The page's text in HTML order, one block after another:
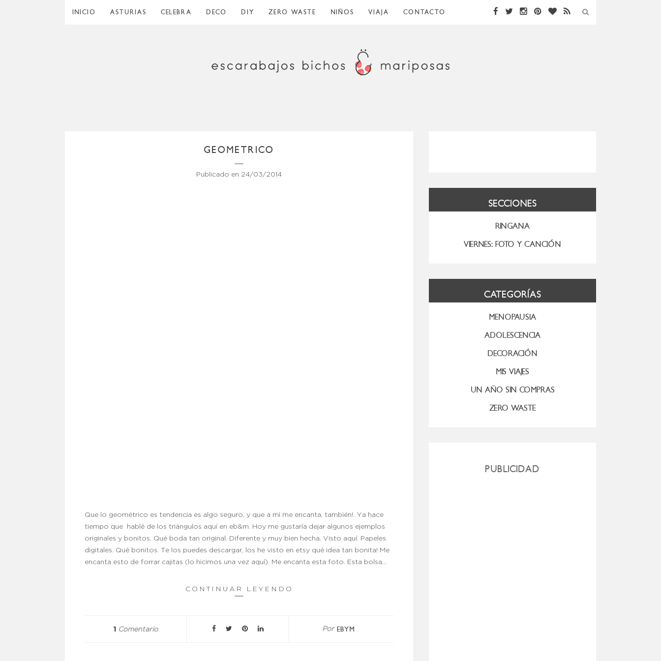
INICIO ASTURIAS CELEBRA DECO DIY ZERO WASTE NIÑOS VIAJA CONTACTO
GEOMETRICO
Publicado en 24/03/2014
Que lo geométrico es tendencia es algo seguro, y que a mi me encanta, también!. Ya hace
tiempo que hablé de los triángulos aquí en eb&m. Hoy me gustaría dejar algunos ejemplos
originales y bonitos. Qué boda tan original. Diferente y muy bien hecha. Visto aquí. Papeles
digitales. Qué bonitos. Te los puedes descargar, los he visto en etsy qué idea tan bonita! Me
encanta esto de forrar cajitas (lo hicimos una vez aquí). Me encanta esta foto. Esta bolsa…
CONTINUAR LEYENDO
1 Comentario Por EBYM
SECCIONES
RINGANA
VIERNES: FOTO Y CANCIÓN
CATEGORÍAS
MENOPAUSIA
ADOLESCENCIA
DECORACIÓN
MIS VIAJES
UN AÑO SIN COMPRAS
ZERO WASTE
PUBLICIDAD